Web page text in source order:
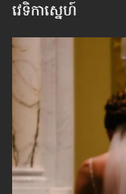
វេទិកាស្នេហ៍